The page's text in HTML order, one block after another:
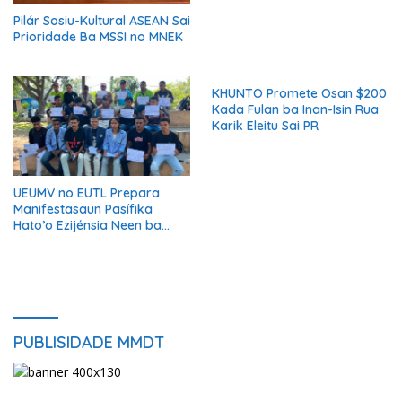
Pilár Sosiu-Kultural ASEAN Sai
Prioridade Ba MSSI no MNEK
UEUMV no EUTL Prepara
Manifestasaun Pasífika
Hato’o Ezijénsia Neen ba
KHUNTO Promete Osan $200
Kada Fulan ba Inan-Isin Rua
Karik Eleitu Sai PR
PUBLISIDADE MMDT